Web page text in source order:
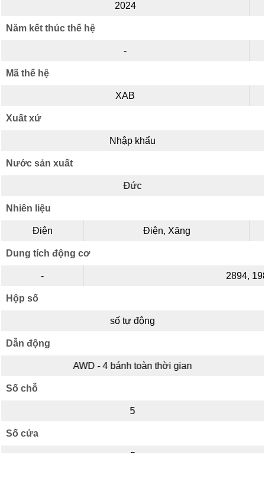
2024
Năm kết thúc thế hệ
-
Mã thế hệ
XAB
Xuất xứ
Nhập khẩu
Nước sản xuất
Đức
Nhiên liệu
Điện Điện, Xăng
Dung tích động cơ
- 2894,
Hộp số
số tự động
Dẫn động
AWD - 4 bánh toàn thời gian
Số chỗ
5
Số cửa
5